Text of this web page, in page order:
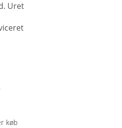
Uret
køb